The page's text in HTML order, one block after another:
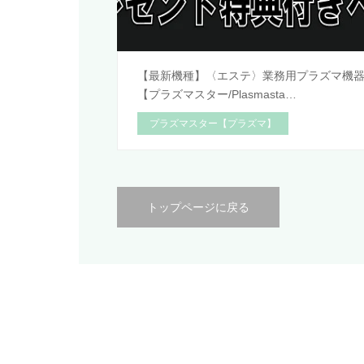
【最新機種】〈エステ〉業務用プラズマ機器
【プラズマスター/Plasmasta…
プラズマスター【プラズマ】
トップページに戻る